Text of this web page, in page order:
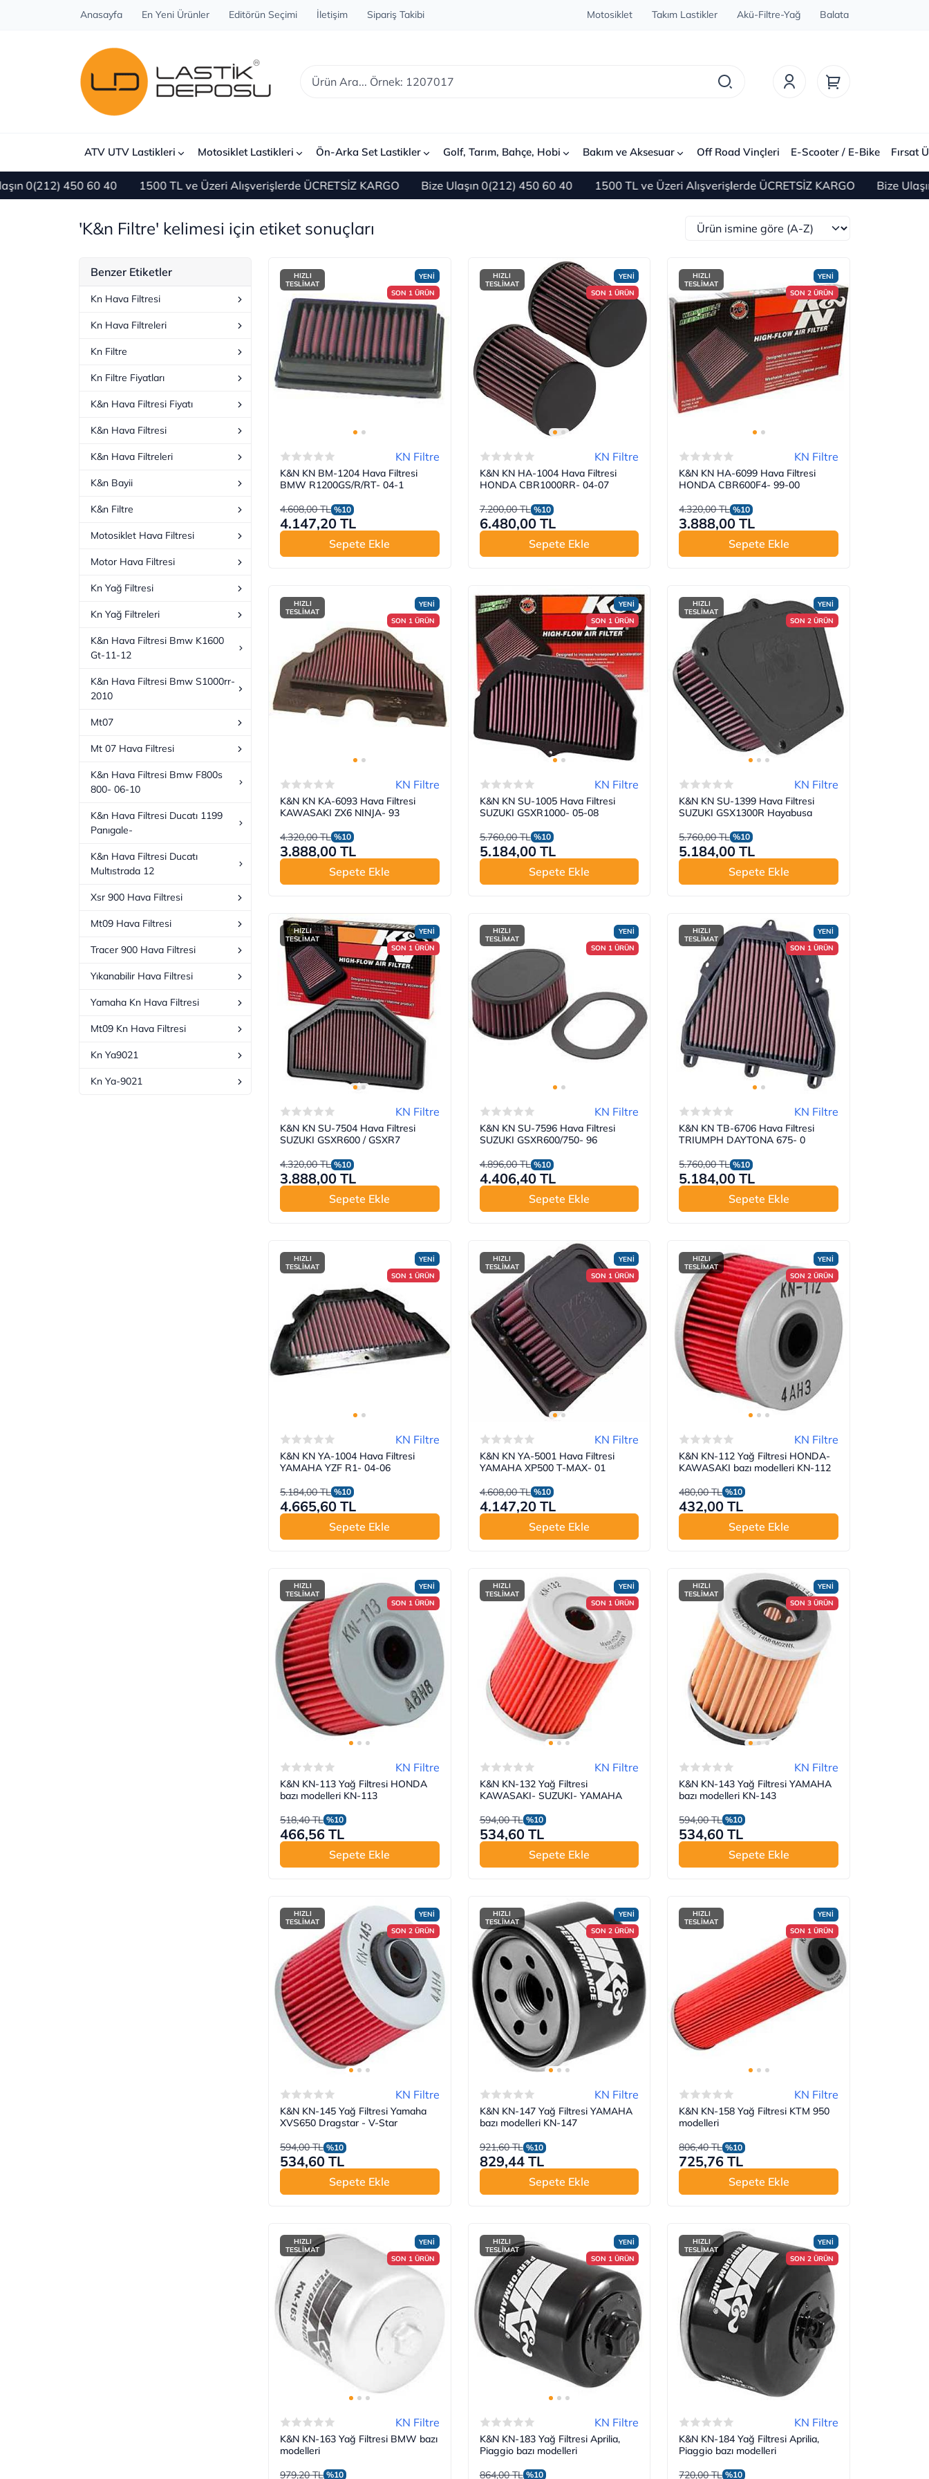
Anasayfa En Yeni Ürünler Editörün Seçimi İletişim Sipariş Takibi Motosiklet Takım Lastikler Akü-Filtre-Yağ Balata
ATV UTV Lastikleri Motosiklet Lastikleri Ön-Arka Set Lastikler Golf, Tarım, Bahçe, Hobi Bakım ve Aksesuar Off Road Vinçleri E-Scooter / E-Bike Fırsat
450 60 40 1500 TL ve Üzeri Alışverişlerde ÜCRETSİZ KARGO Bize Ulaşın 0(212) 450 60 40 1500 TL ve Üzeri Alışverişlerde ÜCRETSİZ KARGO Bize Ulaşın 0(212)
'K&n Filtre' kelimesi için etiket sonuçları
Benzer Etiketler
Kn Hava Filtresi
Kn Hava Filtreleri
Kn Filtre
Kn Filtre Fiyatları
K&n Hava Filtresi Fiyatı
K&n Hava Filtresi
K&n Hava Filtreleri
K&n Bayii
K&n Filtre
Motosiklet Hava Filtresi
Motor Hava Filtresi
Kn Yağ Filtresi
Kn Yağ Filtreleri
K&n Hava Filtresi Bmw K1600
Gt-11-12
K&n Hava Filtresi Bmw S1000rr-
2010
Mt07
Mt 07 Hava Filtresi
K&n Hava Filtresi Bmw F800s
800- 06-10
K&n Hava Filtresi Ducatı 1199
Panıgale-
K&n Hava Filtresi Ducatı
Multıstrada 12
Xsr 900 Hava Filtresi
Mt09 Hava Filtresi
Tracer 900 Hava Filtresi
Yıkanabilir Hava Filtresi
Yamaha Kn Hava Filtresi
Mt09 Kn Hava Filtresi
Kn Ya9021
Kn Ya-9021
YENİ
SON 1 ÜRÜN
HIZLI
TESLİMAT
KN Filtre
K&N KN BM-1204 Hava Filtresi
BMW R1200GS/R/RT- 04-1
4.608,00 TL %10
4.147,20 TL
Sepete Ekle
YENİ
SON 1 ÜRÜN
HIZLI
TESLİMAT
KN Filtre
K&N KN HA-1004 Hava Filtresi
HONDA CBR1000RR- 04-07
7.200,00 TL %10
6.480,00 TL
Sepete Ekle
YENİ
SON 2 ÜRÜN
HIZLI
TESLİMAT
KN Filtre
K&N KN HA-6099 Hava Filtresi
HONDA CBR600F4- 99-00
4.320,00 TL %10
3.888,00 TL
Sepete Ekle
YENİ
SON 1 ÜRÜN
HIZLI
TESLİMAT
KN Filtre
K&N KN KA-6093 Hava Filtresi
KAWASAKI ZX6 NINJA- 93
4.320,00 TL %10
3.888,00 TL
Sepete Ekle
YENİ
SON 1 ÜRÜN
KN Filtre
K&N KN SU-1005 Hava Filtresi
SUZUKI GSXR1000- 05-08
5.760,00 TL %10
5.184,00 TL
Sepete Ekle
YENİ
SON 2 ÜRÜN
HIZLI
TESLİMAT
KN Filtre
K&N KN SU-1399 Hava Filtresi
SUZUKI GSX1300R Hayabusa
5.760,00 TL %10
5.184,00 TL
Sepete Ekle
YENİ
SON 1 ÜRÜN
HIZLI
TESLİMAT
KN Filtre
K&N KN SU-7504 Hava Filtresi
SUZUKI GSXR600 / GSXR7
4.320,00 TL %10
3.888,00 TL
Sepete Ekle
YENİ
SON 1 ÜRÜN
HIZLI
TESLİMAT
KN Filtre
K&N KN SU-7596 Hava Filtresi
SUZUKI GSXR600/750- 96
4.896,00 TL %10
4.406,40 TL
Sepete Ekle
YENİ
SON 1 ÜRÜN
HIZLI
TESLİMAT
KN Filtre
K&N KN TB-6706 Hava Filtresi
TRIUMPH DAYTONA 675- 0
5.760,00 TL %10
5.184,00 TL
Sepete Ekle
YENİ
SON 1 ÜRÜN
HIZLI
TESLİMAT
KN Filtre
K&N KN YA-1004 Hava Filtresi
YAMAHA YZF R1- 04-06
5.184,00 TL %10
4.665,60 TL
Sepete Ekle
YENİ
SON 1 ÜRÜN
HIZLI
TESLİMAT
KN Filtre
K&N KN YA-5001 Hava Filtresi
YAMAHA XP500 T-MAX- 01
4.608,00 TL %10
4.147,20 TL
Sepete Ekle
YENİ
SON 2 ÜRÜN
HIZLI
TESLİMAT
KN Filtre
K&N KN-112 Yağ Filtresi HONDA-
KAWASAKI bazı modelleri KN-112
480,00 TL %10
432,00 TL
Sepete Ekle
YENİ
SON 1 ÜRÜN
HIZLI
TESLİMAT
KN Filtre
K&N KN-113 Yağ Filtresi HONDA
bazı modelleri KN-113
518,40 TL %10
466,56 TL
Sepete Ekle
YENİ
SON 1 ÜRÜN
HIZLI
TESLİMAT
KN Filtre
K&N KN-132 Yağ Filtresi
KAWASAKI- SUZUKI- YAMAHA
594,00 TL %10
534,60 TL
Sepete Ekle
YENİ
SON 3 ÜRÜN
HIZLI
TESLİMAT
KN Filtre
K&N KN-143 Yağ Filtresi YAMAHA
bazı modelleri KN-143
594,00 TL %10
534,60 TL
Sepete Ekle
YENİ
SON 2 ÜRÜN
HIZLI
TESLİMAT
KN Filtre
K&N KN-145 Yağ Filtresi Yamaha
XVS650 Dragstar - V-Star
594,00 TL %10
534,60 TL
Sepete Ekle
YENİ
SON 2 ÜRÜN
HIZLI
TESLİMAT
KN Filtre
K&N KN-147 Yağ Filtresi YAMAHA
bazı modelleri KN-147
921,60 TL %10
829,44 TL
Sepete Ekle
YENİ
SON 1 ÜRÜN
HIZLI
TESLİMAT
KN Filtre
K&N KN-158 Yağ Filtresi KTM 950
modelleri
806,40 TL %10
725,76 TL
Sepete Ekle
YENİ
SON 1 ÜRÜN
HIZLI
TESLİMAT
KN Filtre
K&N KN-163 Yağ Filtresi BMW bazı
modelleri
979,20 TL %10
YENİ
SON 1 ÜRÜN
HIZLI
TESLİMAT
KN Filtre
K&N KN-183 Yağ Filtresi Aprilia,
Piaggio bazı modelleri
864,00 TL %10
YENİ
SON 2 ÜRÜN
HIZLI
TESLİMAT
KN Filtre
K&N KN-184 Yağ Filtresi Aprilia,
Piaggio bazı modelleri
720,00 TL %10